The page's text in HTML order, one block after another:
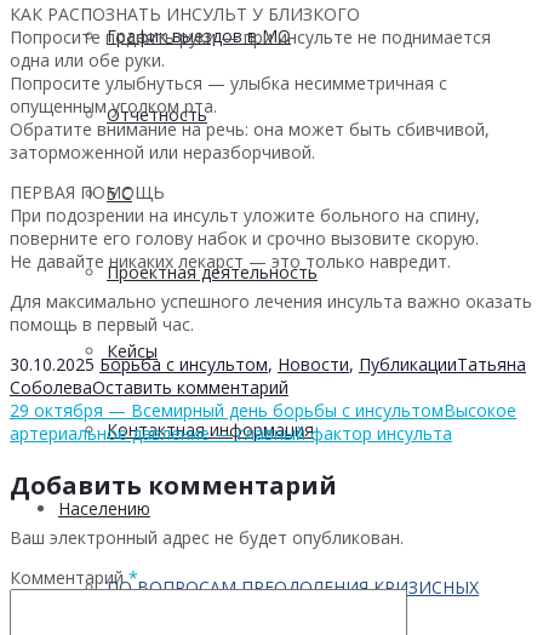
График выездов в МО
Отчетность
5 С
Проектная деятельность
Кейсы
Контактная информация
Населению
ПО ВОПРОСАМ ПРЕОДОЛЕНИЯ КРИЗИСНЫХ
КАК РАСПОЗНАТЬ ИНСУЛЬТ У БЛИЗКОГО
Попросите поднять руки — при инсульте не поднимается
одна или обе руки.
Попросите улыбнуться — улыбка несимметричная с
опущенным уголком рта.
Обратите внимание на речь: она может быть сбивчивой,
заторможенной или неразборчивой.
ПЕРВАЯ ПОМОЩЬ
При подозрении на инсульт уложите больного на спину,
поверните его голову набок и срочно вызовите скорую.
Не давайте никаких лекарст — это только навредит.
Для максимально успешного лечения инсульта важно оказать
помощь в первый час.
30.10.2025 Борьба с инсультом, Новости, ПубликацииТатьяна
СоболеваОставить комментарий
29 октября — Всемирный день борьбы с инсультомВысокое
артериальное давление — главный фактор инсульта
Добавить комментарий
Ваш электронный адрес не будет опубликован.
Комментарий*